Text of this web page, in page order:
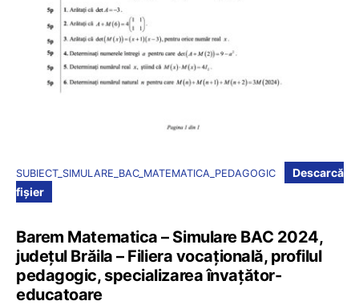
SUBIECT_SIMULARE_BAC_MATEMATICA_PEDAGOGIC
Descarcă
fișier
Barem Matematica – Simulare BAC 2024,
județul Brăila – Filiera vocațională, profilul
pedagogic, specializarea învațător-
educatoare